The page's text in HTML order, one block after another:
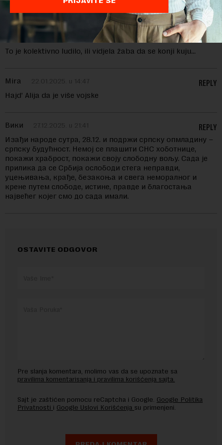
botinama, oni svakako nece razumeti
22.01.2025. u 14:45
To je kolektivno ludilo, ili vidjela žaba da se konji kuju…
REPLY
Mira 22.01.2025. u 14:47
Hajd’ Alija da je više vojske
REPLY
Вики 27.12.2025. u 21:41
Изађи народе сутра, 28.12. и подржи српску опмладину –
српску будућност. Немој се плашити СНС хоботнице,
покажи храброст, покажи своју слободну вољу. Сада је
прилика да се Србија ослободи стега неправди,
уцењивања, крађе, безакоња и свега неморалног и
крене путем слободе, истине, правде и благостања
највећег којег смо до сада имали.
REPLY
OSTAVITE ODGOVOR
Pre slanja komentara, molimo vas da se upoznate sa
pravilima komentarisanja i pravilima korišćenja sajta.
Sajt je zaštićen pomocu reCaptcha i Google. Google Politika
Privatnosti i Google Uslovi Korišćenja su primenjeni.